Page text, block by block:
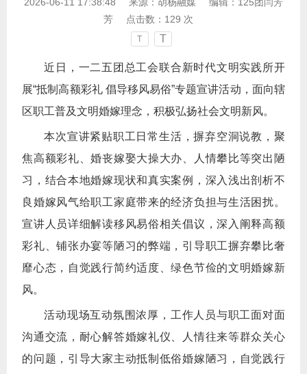
2026-06-11 17:38:48 来源： 胡杨融媒 编辑： 125团闫芳
芳
点击数： 129 次
T T
近日，一二五团总工会联合新时代文明实践所开
展“抵制高额彩礼 倡导移风易俗”专题宣讲活动，面向辖
区职工普及文明婚嫁理念，积极弘扬社会文明新风。
本次宣讲紧贴职工日常生活，摒弃空洞说教，聚
焦高额彩礼、婚丧嫁娶大操大办、人情攀比等突出陋
习，结合本地婚嫁现状和真实案例，深入浅出剖析不
良婚嫁风气给职工家庭带来的经济负担与生活困扰。
宣讲人员详细解读移风易俗相关倡议，深入阐释高额
彩礼、铺张办宴等陋习的弊端，引导职工摒弃攀比奢
靡心态，自觉践行简约适度、绿色节俭的文明婚嫁新
风。
活动现场互动氛围浓厚，工作人员与职工面对面
沟通交流，耐心解答婚嫁礼仪、人情往来等群众关心
的问题，引导大家主动抵制低俗婚嫁陋习，自觉践行